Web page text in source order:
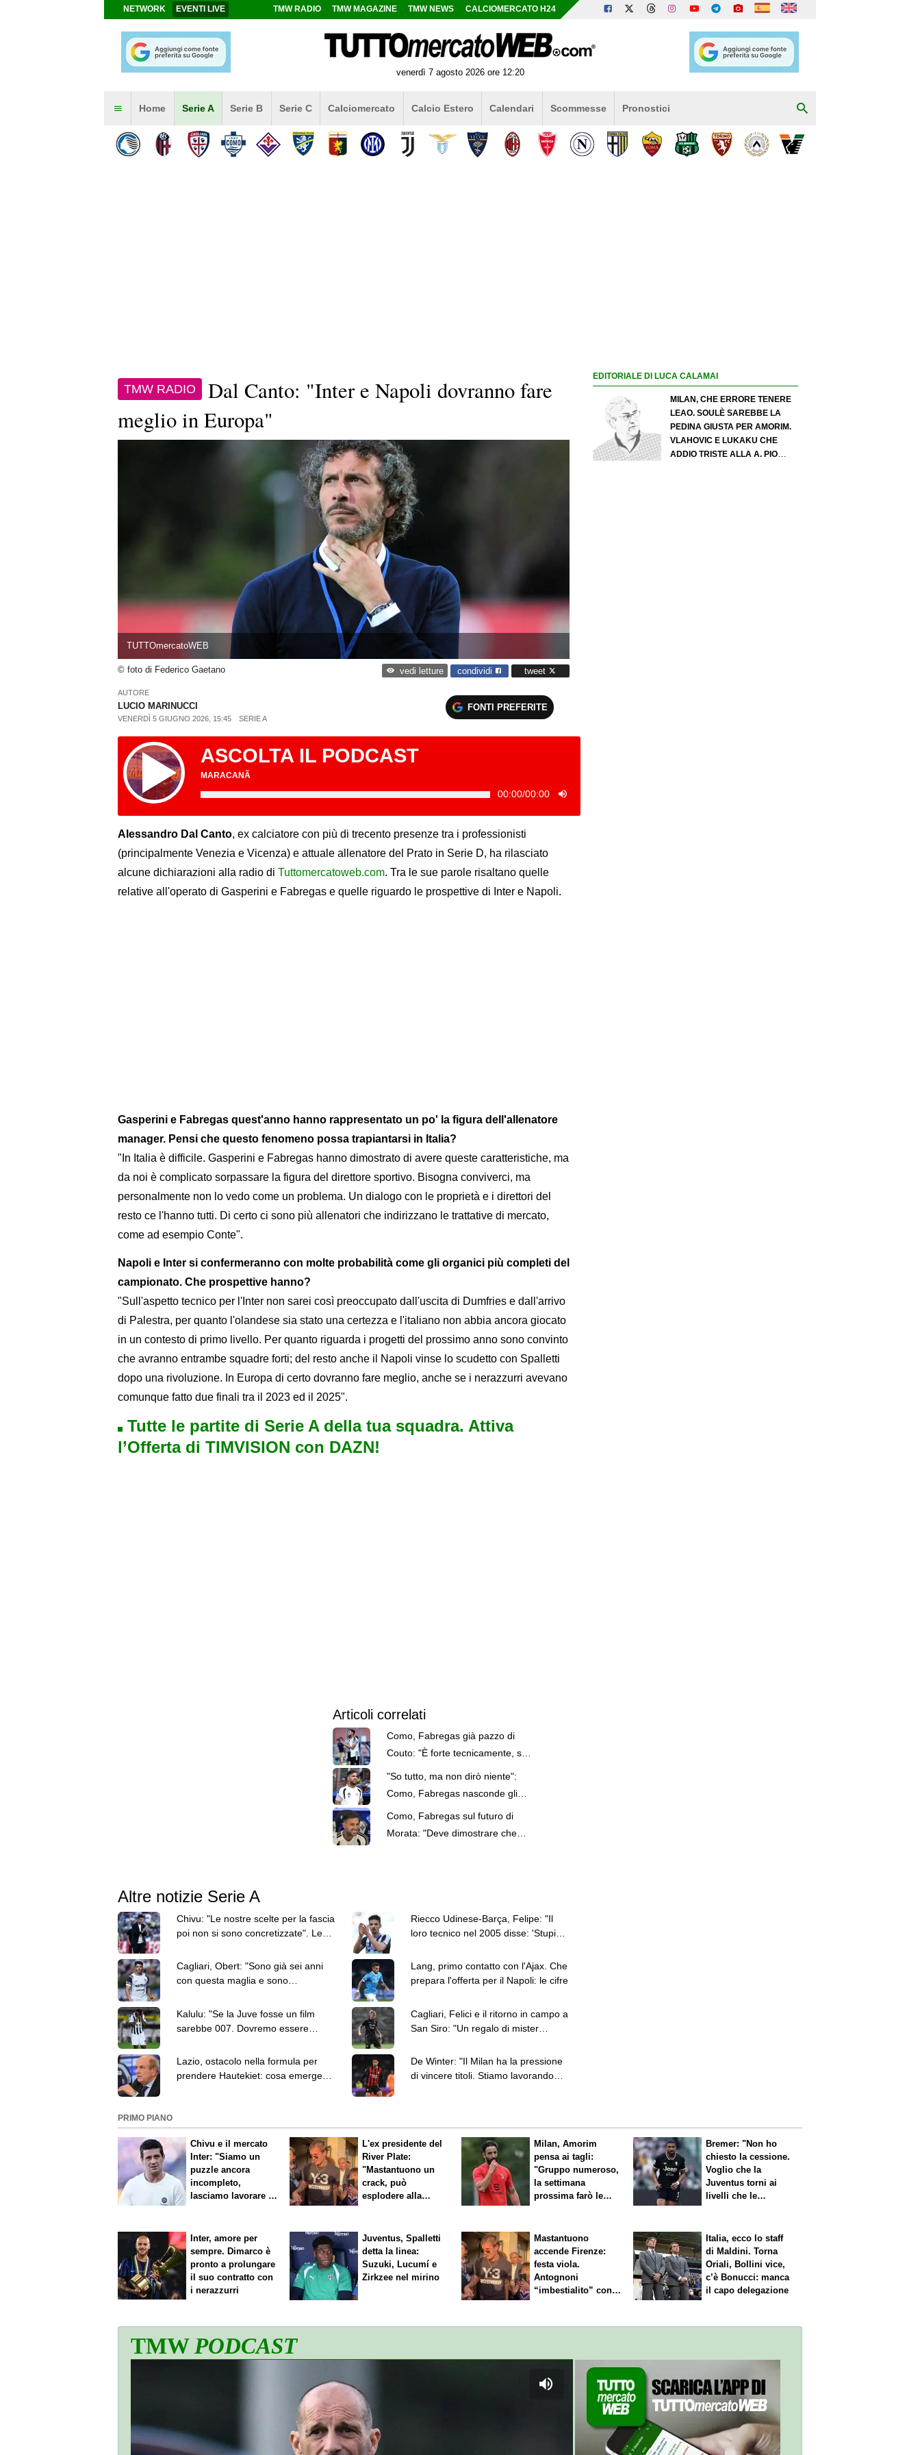
NETWORK EVENTI LIVE TMW RADIO TMW MAGAZINE TMW NEWS CALCIOMERCATO H24
venerdì 7 agosto 2026 ore 12:20
Home Serie A Serie B Serie C Calciomercato Calcio Estero Calendari Scommesse Pronostici
TMW RADIO
Dal Canto: "Inter e Napoli dovranno fare
meglio in Europa"
TUTTOmercatoWEB
© foto di Federico Gaetano vedi letture condividi tweet
AUTORE
LUCIO MARINUCCI
VENERDÌ 5 GIUGNO 2026, 15:45 SERIE A
FONTI PREFERITE
ASCOLTA IL PODCAST
MARACANÃ
00:00/00:00
Alessandro Dal Canto, ex calciatore con più di trecento presenze tra i professionisti
(principalmente Venezia e Vicenza) e attuale allenatore del Prato in Serie D, ha rilasciato
alcune dichiarazioni alla radio di Tuttomercatoweb.com. Tra le sue parole risaltano quelle
relative all'operato di Gasperini e Fabregas e quelle riguardo le prospettive di Inter e Napoli.
Gasperini e Fabregas quest'anno hanno rappresentato un po' la figura dell'allenatore
manager. Pensi che questo fenomeno possa trapiantarsi in Italia?
"In Italia è difficile. Gasperini e Fabregas hanno dimostrato di avere queste caratteristiche, ma
da noi è complicato sorpassare la figura del direttore sportivo. Bisogna conviverci, ma
personalmente non lo vedo come un problema. Un dialogo con le proprietà e i direttori del
resto ce l'hanno tutti. Di certo ci sono più allenatori che indirizzano le trattative di mercato,
come ad esempio Conte".
Napoli e Inter si confermeranno con molte probabilità come gli organici più completi del
campionato. Che prospettive hanno?
"Sull'aspetto tecnico per l'Inter non sarei così preoccupato dall'uscita di Dumfries e dall'arrivo
di Palestra, per quanto l'olandese sia stato una certezza e l'italiano non abbia ancora giocato
in un contesto di primo livello. Per quanto riguarda i progetti del prossimo anno sono convinto
che avranno entrambe squadre forti; del resto anche il Napoli vinse lo scudetto con Spalletti
dopo una rivoluzione. In Europa di certo dovranno fare meglio, anche se i nerazzurri avevano
comunque fatto due finali tra il 2023 ed il 2025".
Tutte le partite di Serie A della tua squadra. Attiva
l’Offerta di TIMVISION con DAZN!
Articoli correlati
Como, Fabregas già pazzo di
Couto: "È forte tecnicamente, si
"So tutto, ma non dirò niente":
Como, Fabregas nasconde gli
affari per Chalobah e Couto
Como, Fabregas sul futuro di
Morata: "Deve dimostrare che
Altre notizie Serie A
Chivu: "Le nostre scelte per la fascia
poi non si sono concretizzate". Le
Riecco Udinese-Barça, Felipe: "Il
loro tecnico nel 2005 disse: 'Stupidi,
Cagliari, Obert: "Sono già sei anni
con questa maglia e sono
Lang, primo contatto con l'Ajax. Che
prepara l'offerta per il Napoli: le cifre
Kalulu: "Se la Juve fosse un film
sarebbe 007. Dovremo essere
Cagliari, Felici e il ritorno in campo a
San Siro: "Un regalo di mister
Lazio, ostacolo nella formula per
prendere Hautekiet: cosa emerge
De Winter: "Il Milan ha la pressione
di vincere titoli. Stiamo lavorando
EDITORIALE DI LUCA CALAMAI
MILAN, CHE ERRORE TENERE
LEAO. SOULÈ SAREBBE LA
PEDINA GIUSTA PER AMORIM.
VLAHOVIC E LUKAKU CHE
ADDIO TRISTE ALLA A. PIO
PRIMO PIANO
Chivu e il mercato
Inter: "Siamo un
puzzle ancora
incompleto,
lasciamo lavorare i
L'ex presidente del
River Plate:
"Mastantuono un
crack, può
esplodere alla
Milan, Amorim
pensa ai tagli:
"Gruppo numeroso,
la settimana
prossima farò le
Bremer: "Non ho
chiesto la cessione.
Voglio che la
Juventus torni ai
livelli che le
Inter, amore per
sempre. Dimarco è
pronto a prolungare
il suo contratto con
i nerazzurri
Juventus, Spalletti
detta la linea:
Suzuki, Lucumí e
Zirkzee nel mirino
Mastantuono
accende Firenze:
festa viola.
Antognoni
“imbestialito” con
Italia, ecco lo staff
di Maldini. Torna
Oriali, Bollini vice,
c’è Bonucci: manca
il capo delegazione
TMWPODCAST